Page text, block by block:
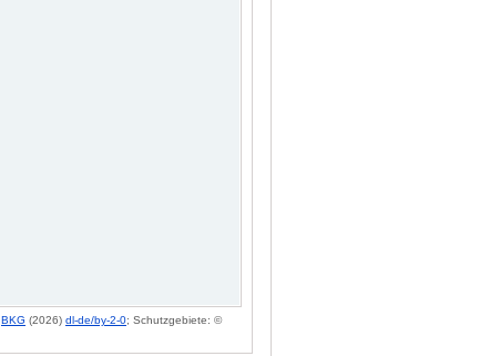
BKG (2026) dl-de/by-2-0; Schutzgebiete: ©